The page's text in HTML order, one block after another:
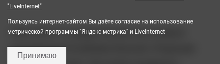
2008-2026 © Государственное автономное
учреждение Республики Хакасия «Редакция
"LiveInternet"
Пользуясь интернет-сайтом Вы даёте согласие на использование
метрической программы "Яндекс метрика" и LiveInternet
Принимаю